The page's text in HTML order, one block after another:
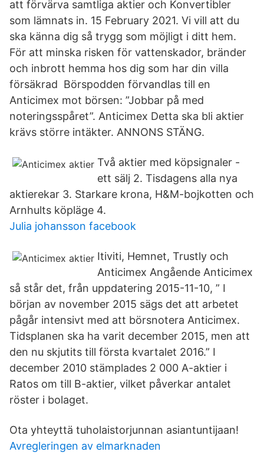
att förvärva samtliga aktier och Konvertibler
som lämnats in. 15 February 2021. Vi vill att du
ska känna dig så trygg som möjligt i ditt hem.
För att minska risken för vattenskador, bränder
och inbrott hemma hos dig som har din villa
försäkrad Börspodden förvandlas till en
Anticimex mot börsen: ”Jobbar på med
noteringsspåret”. Anticimex Detta ska bli aktier
krävs större intäkter. ANNONS STÄNG.
Två aktier med köpsignaler -
ett sälj 2. Tisdagens alla nya
aktierekar 3. Starkare krona, H&M-bojkotten och
Arnhults köpläge 4.
Julia johansson facebook
Itiviti, Hemnet, Trustly och
Anticimex Angående Anticimex
så står det, från uppdatering 2015-11-10, ” I
början av november 2015 sägs det att arbetet
pågår intensivt med att börsnotera Anticimex.
Tidsplanen ska ha varit december 2015, men att
den nu skjutits till första kvartalet 2016.” I
december 2010 stämplades 2 000 A-aktier i
Ratos om till B-aktier, vilket påverkar antalet
röster i bolaget.
Ota yhteyttä tuholaistorjunnan asiantuntijaan!
Avregleringen av elmarknaden